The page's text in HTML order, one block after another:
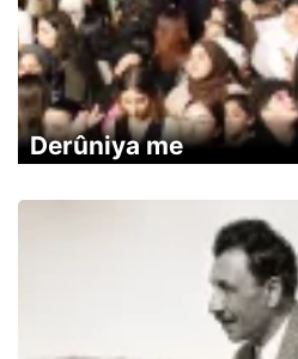
Derûniya me